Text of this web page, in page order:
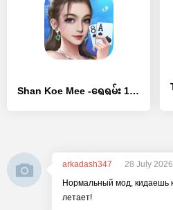
Shan Koe Mee -ရွှေရှမ်း 13ချပ် - [Взлом/МОД Все открыто]
arkadash347
28 July
Нормальный мод, кидаешь
летает!